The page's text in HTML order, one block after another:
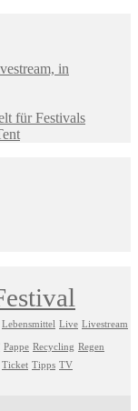
in
für Festivals
Lebensmittel Live Livestream
Pappe Recycling Regen
Ticket Tipps TV